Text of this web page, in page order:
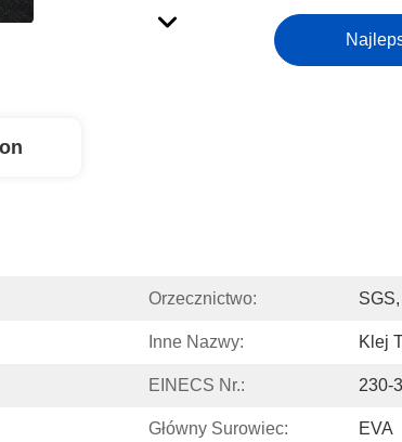
Orzecznictwo:
Inne Nazwy: Klej
EINECS Nr.: 230-
Główny Surowiec: EVA